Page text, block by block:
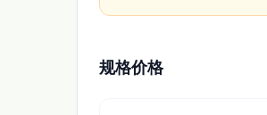
规格价格